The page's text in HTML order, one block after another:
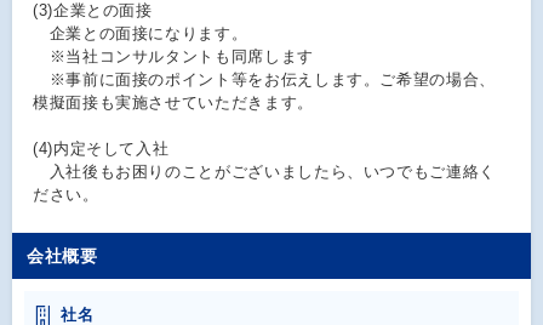
(3)企業との面接
企業との面接になります。
※当社コンサルタントも同席します
※事前に面接のポイント等をお伝えします。ご希望の場合、
模擬面接も実施させていただきます。
(4)内定そして入社
入社後もお困りのことがございましたら、いつでもご連絡く
ださい。
会社概要
社名